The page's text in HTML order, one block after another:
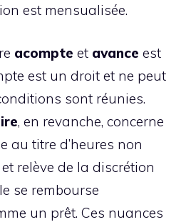
est mensualisée.
acompte et avance est
est un droit et ne peut
sont réunies.
, en revanche, concerne
au titre d’heures non
relève de la discrétion
se rembourse
un prêt. Ces nuances